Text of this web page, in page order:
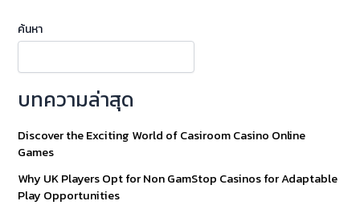
ค้นหา
บทความล่าสุด
Discover the Exciting World of Casiroom Casino Online
Games
Why UK Players Opt for Non GamStop Casinos for Adaptable
Play Opportunities